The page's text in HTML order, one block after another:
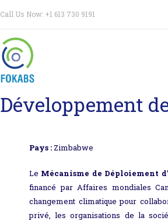
Call Us Now: +1 613 730 9191
Développement
Pays : Zimbabwe
Le Mécanisme de Déploiement
financé par Affaires mondiales
changement climatique pour
privé, les organisations de la